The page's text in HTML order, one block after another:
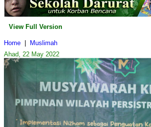
View Full Version
Home
Muslimah
Ahad, 22 May 2022